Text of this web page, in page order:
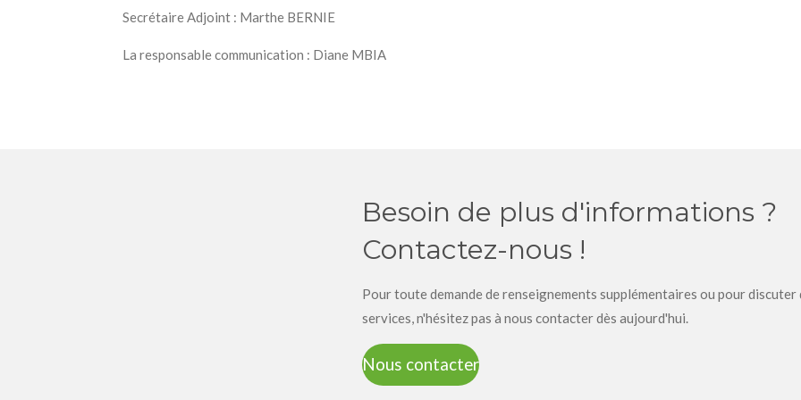
Secrétaire Adjoint : Marthe BERNIE
La responsable communication : Diane MBIA
Besoin de plus d'informations ?
Contactez-nous !
Pour toute demande de renseignements supplémentaires ou pour discuter
services, n'hésitez pas à nous contacter dès aujourd'hui.
Nous contacter